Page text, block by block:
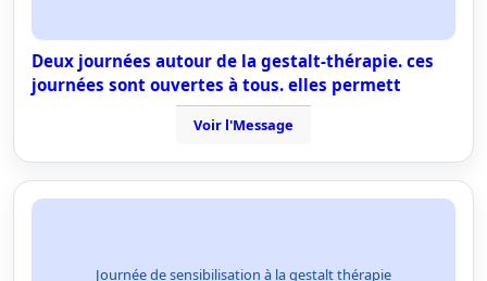
Deux journées autour de la gestalt-thérapie. ces
journées sont ouvertes à tous. elles permett
Voir l'Message
Journée de sensibilisation à la gestalt thérapie